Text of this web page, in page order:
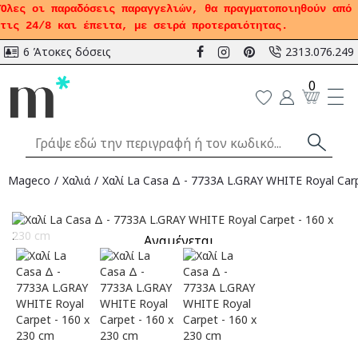
Όλες οι παραδόσεις παραγγελιών, θα πραγματοποιηθούν από
τις 24/8 και έπειτα, με σειρά προτεραιότητας.
6 Άτοκες δόσεις 2313.076.249
0
Mageco Χαλιά Χαλί La Casa Δ - 7733A L.GRAY WHITE Royal
Αναμένεται